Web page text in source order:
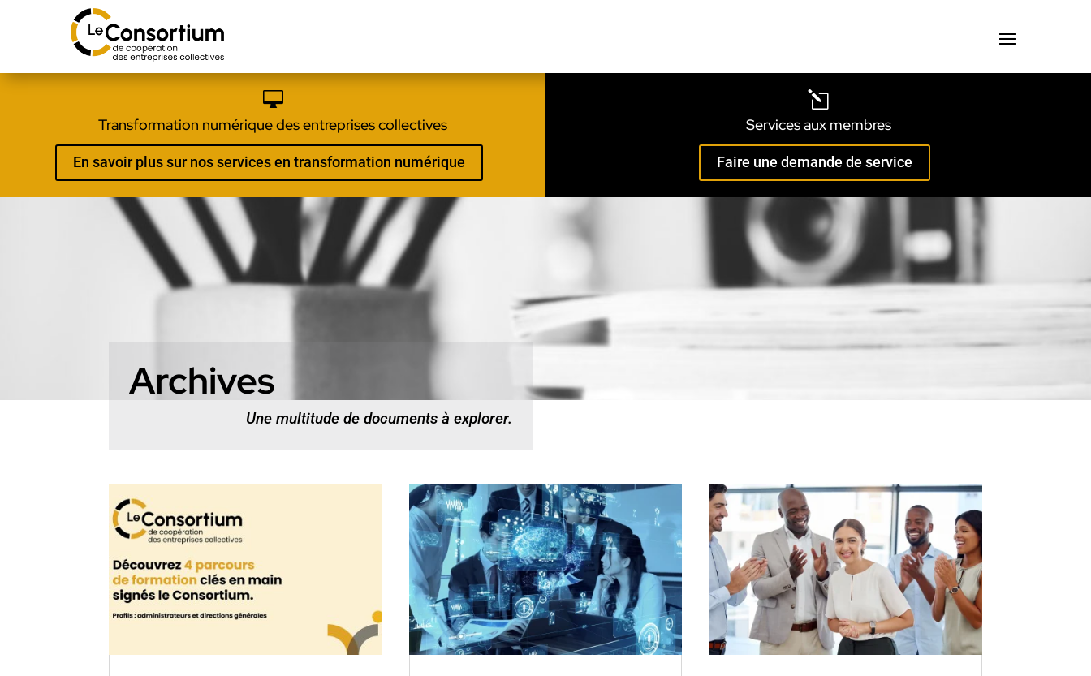

Transformation numérique des entreprises collectives
En savoir plus sur nos services en transformation numérique
l
Services aux membres
Faire une demande de service
Archives
Une multitude de documents à explorer.